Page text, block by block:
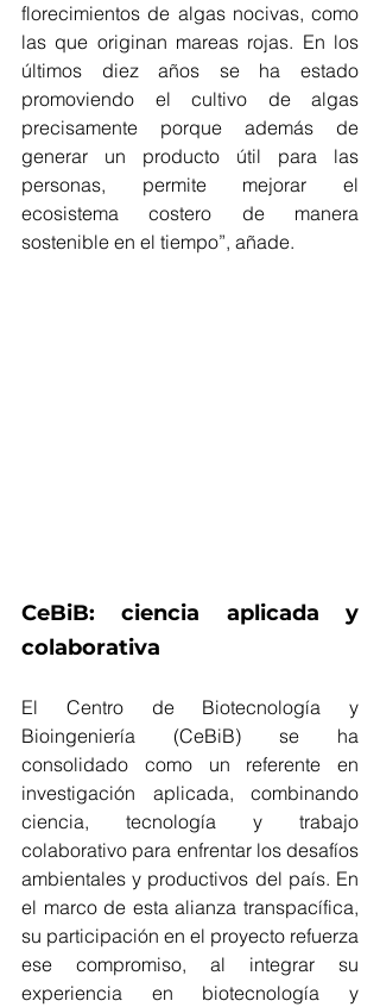
florecimientos de algas nocivas, como
las que originan mareas rojas. En los
últimos diez años se ha estado
promoviendo el cultivo de algas
precisamente porque además de
generar un producto útil para las
personas, permite mejorar el
ecosistema costero de manera
sostenible en el tiempo”, añade.
CeBiB: ciencia aplicada y
colaborativa
El Centro de Biotecnología y
Bioingeniería (CeBiB) se ha
consolidado como un referente en
investigación aplicada, combinando
ciencia, tecnología y trabajo
colaborativo para enfrentar los desafíos
ambientales y productivos del país. En
el marco de esta alianza transpacífica,
su participación en el proyecto refuerza
ese compromiso, al integrar su
experiencia en biotecnología y